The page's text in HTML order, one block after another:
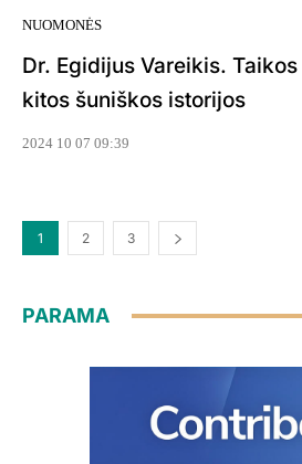
NUOMONĖS
Dr. Egidijus Vareikis.
kitos šuniškos istorijos
2024 10 07 09:39
1 2 3
PARAMA